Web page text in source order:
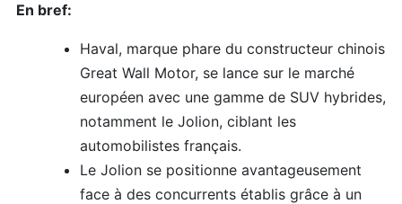
En bref:
Haval, marque phare du constructeur chinois
Great Wall Motor, se lance sur le marché
européen avec une gamme de SUV hybrides,
notamment le Jolion, ciblant les
automobilistes français.
Le Jolion se positionne avantageusement
face à des concurrents établis grâce à un